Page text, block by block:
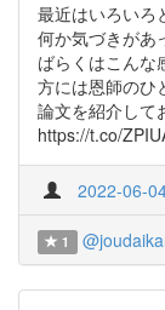
最近はいろいろ
何か気づきがあ
ばらくはこんな
方には恩師のひ
論文を紹介して
https://t.co/
2022-06-
1